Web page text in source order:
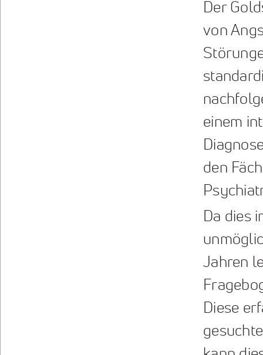
Der
von
einem
den
Da dies
Jahren
Diese